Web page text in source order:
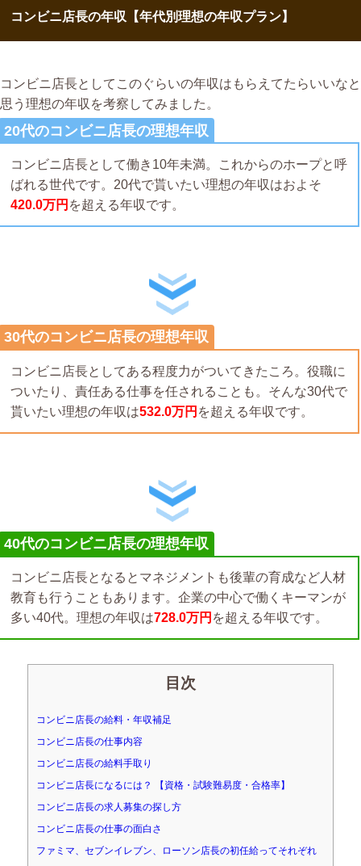
コンビニ店長の年収【年代別理想の年収プラン】
コンビニ店長としてこのぐらいの年収はもらえてたらいいなと
思う理想の年収を考察してみました。
20代のコンビニ店長の理想年収
コンビニ店長として働き10年未満。これからのホープと呼
ばれる世代です。20代で貰いたい理想の年収はおよそ
420.0万円 を超える年収です。
30代のコンビニ店長の理想年収
コンビニ店長としてある程度力がついてきたころ。役職に
ついたり、責任ある仕事を任されることも。そんな30代で
貰いたい理想の年収は532.0万円 を超える年収です。
40代のコンビニ店長の理想年収
コンビニ店長となるとマネジメントも後輩の育成など人材
教育も行うこともあります。企業の中心で働くキーマンが
多い40代。理想の年収は728.0万円 を超える年収です。
目次
コンビニ店長の給料・年収補足
コンビニ店長の仕事内容
コンビニ店長の給料手取り
コンビニ店長になるには？ 【資格・試験難易度・合格率】
コンビニ店長の求人募集の探し方
コンビニ店長の仕事の面白さ
ファミマ、セブンイレブン、ローソン店長の初任給ってそれぞれ